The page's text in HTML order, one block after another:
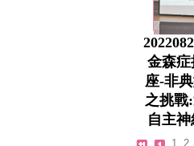
金森
座-非
之挑戰
自主
1 2